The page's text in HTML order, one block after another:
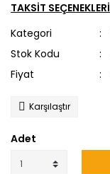
TAKSİT SEÇENEKLERİ
Kategori
Stok Kodu
Fiyat
Karşılaştır
Adet